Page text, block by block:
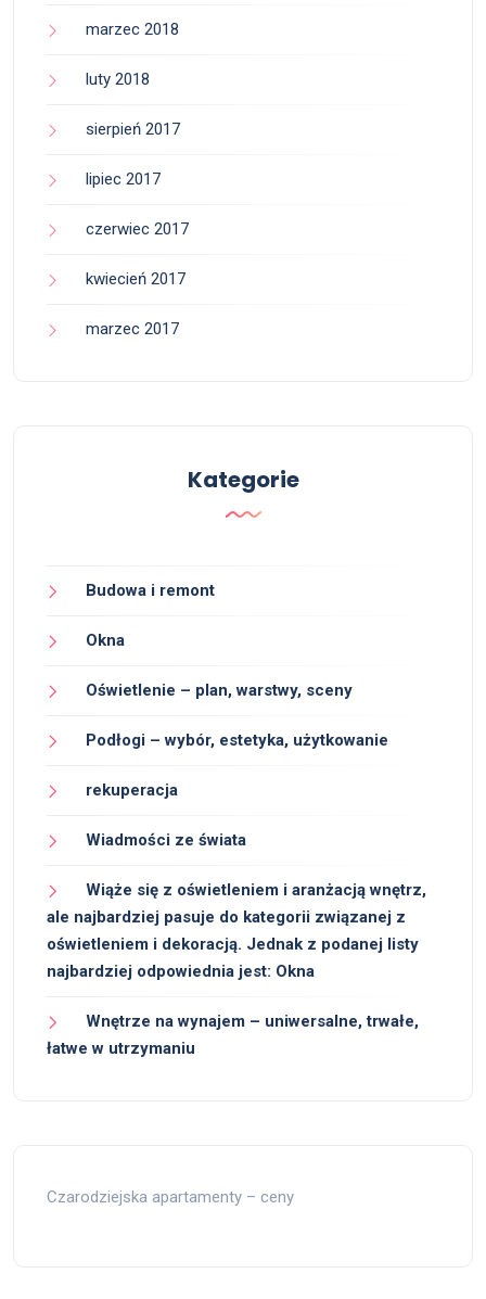
marzec 2018
luty 2018
sierpień 2017
lipiec 2017
czerwiec 2017
kwiecień 2017
marzec 2017
Kategorie
Budowa i remont
Okna
Oświetlenie – plan, warstwy, sceny
Podłogi – wybór, estetyka, użytkowanie
rekuperacja
Wiadmości ze świata
Wiąże się z oświetleniem i aranżacją wnętrz,
ale najbardziej pasuje do kategorii związanej z
oświetleniem i dekoracją. Jednak z podanej listy
najbardziej odpowiednia jest: Okna
Wnętrze na wynajem – uniwersalne, trwałe,
łatwe w utrzymaniu
Czarodziejska apartamenty – ceny